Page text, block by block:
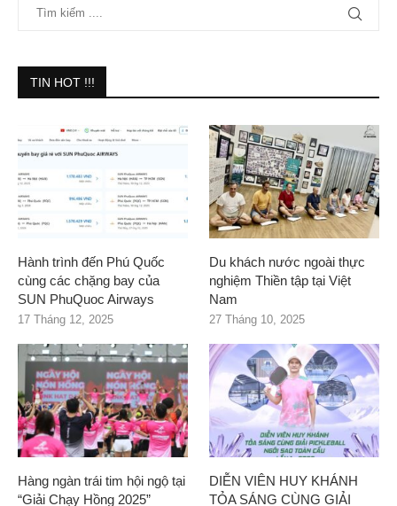
TIN HOT !!!
Hành trình đến Phú Quốc
cùng các chặng bay của
SUN PhuQuoc Airways
17 Tháng 12, 2025
Du khách nước ngoài thực
nghiệm Thiền tập tại Việt
Nam
27 Tháng 10, 2025
Hàng ngàn trái tim hội ngộ tại
“Giải Chạy Hồng 2025”
DIỄN VIÊN HUY KHÁNH
TỎA SÁNG CÙNG GIẢI